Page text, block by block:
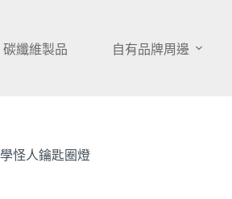
碳纖維製品 自有品牌周邊
怪人鑰匙圈燈